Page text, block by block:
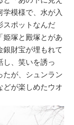
学模様で、水が入
スポットなんだ
姫塚と殿塚とがあ
銀財宝が埋もれて
し、笑いを誘っ
たが、シュンラン
どが楽しめたウオ